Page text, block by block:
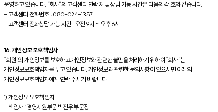
운영하고 있습니다. “회사”의 고객센터 연락처 및 상담 가능 시간은 다음의 각 호와 같습니다.
- 고객센터 전화번호 : 080-024-1357
- 고객센터 전화상담 가능 시간 : 오전 9시 ~ 오후 6시
16. 개인정보 보호책임자
“회원”의 개인정보를 보호하고 개인정보와 관련한 불만을 처리하기 위하여 “회사”는
개인정보보호책임자를 두고 있습니다. 개인정보와 관련한 문의사항이 있으시면 아래의
개인정보보호책임자에게 연락 주시기 바랍니다.
1) 개인정보 보호책임자
- 책임자 : 경영지원부문 박진우 부문장